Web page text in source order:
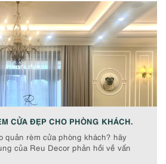
CỬA ĐẸP CHO PHÒNG KHÁCH.
quản rèm cửa phòng khách? hãy
của Reu Decor phản hồi về vấn